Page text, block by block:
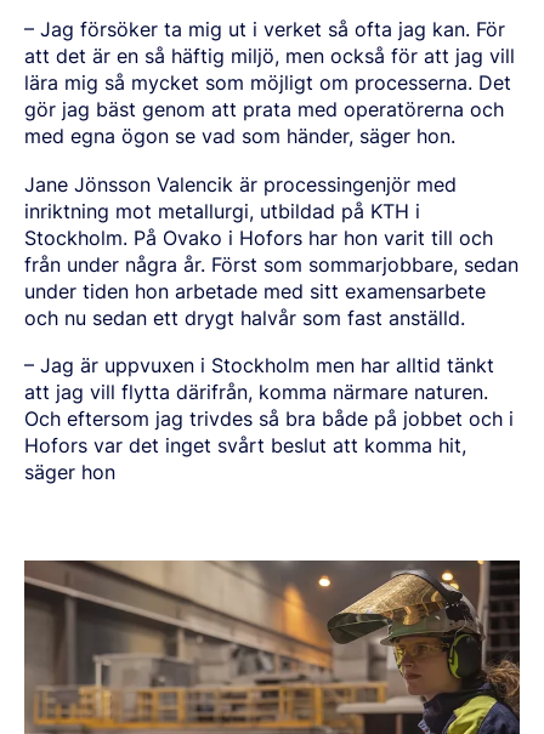
Nordamerika
Sydamerika
Resten Av Världen
Logga In
– Jag försöker ta mig ut i verket så ofta jag kan. För
att det är en så häftig miljö, men också för att jag vill
lära mig så mycket som möjligt om processerna. Det
gör jag bäst genom att prata med operatörerna och
med egna ögon se vad som händer, säger hon.
Jane Jönsson Valencik är processingenjör med
inriktning mot metallurgi, utbildad på KTH i
Stockholm. På Ovako i Hofors har hon varit till och
från under några år. Först som sommarjobbare, sedan
under tiden hon arbetade med sitt examensarbete
och nu sedan ett drygt halvår som fast anställd.
– Jag är uppvuxen i Stockholm men har alltid tänkt
att jag vill flytta därifrån, komma närmare naturen.
Och eftersom jag trivdes så bra både på jobbet och i
Hofors var det inget svårt beslut att komma hit,
säger hon